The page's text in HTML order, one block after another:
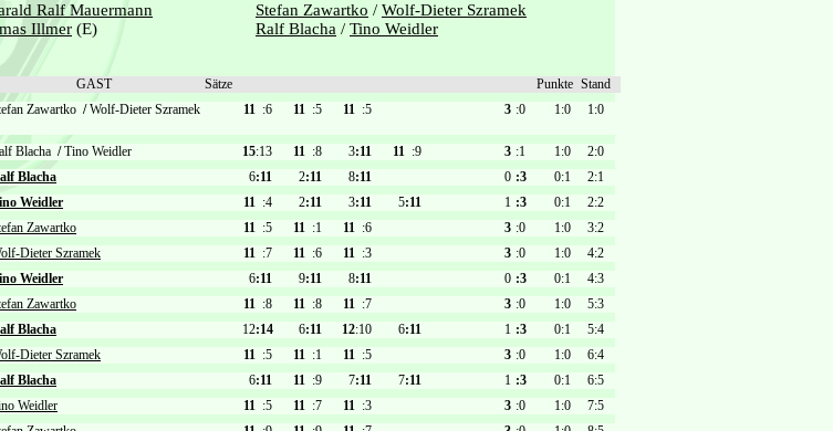
Ralf Mauermann Stefan Zawartko / Wolf-Dieter Szramek
Illmer (E) Ralf Blacha / Tino Weidler
GAST Sätze Punkte Stand
Zawartko /Wolf-Dieter Szramek 11 :6 11 :5 11 :5 3 :0 1:0 1:0
Blacha /Tino Weidler 15:13 11 :8 3:11 11 :9 3 :1 1:0
2:0
Blacha 6:11 2:11 8:11 0 :3 0:1
2:1
Weidler 11 :4 2:11 3:11 5:11 1 :3 0:1
2:2
Zawartko 11 :5 11 :1 11 :6 3 :0 1:0
3:2
Dieter Szramek 11 :7 11 :6 11 :3 3 :0 1:0
4:2
Weidler 6:11 9:11 8:11 0 :3 0:1
4:3
Zawartko 11 :8 11 :8 11 :7 3 :0 1:0
5:3
Blacha 12:14 6:11 12:10 6:11 1 :3 0:1
5:4
Dieter Szramek 11 :5 11 :1 11 :5 3 :0 1:0
6:4
Blacha 6:11 11 :9 7:11 7:11 1 :3 0:1
6:5
Weidler 11 :5 11 :7 11 :3 3 :0 1:0
7:5